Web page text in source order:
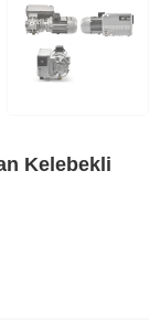
Kelebekli